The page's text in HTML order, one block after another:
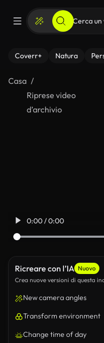
Coverr+ Natura
Casa
Riprese video
d’archivio
0:00 / 0:00
Ricreare con l’IA Nuovo
Crea nuove versioni di questa
New camera angles
Transform environment
Change time of day